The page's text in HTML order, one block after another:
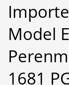
Model
1681